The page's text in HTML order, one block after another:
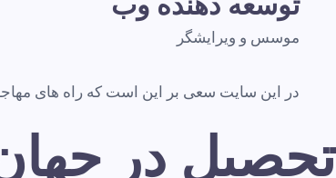
موسس و ویرایشگر
در این سایت سعی بر این است که راه های
تحصیل در